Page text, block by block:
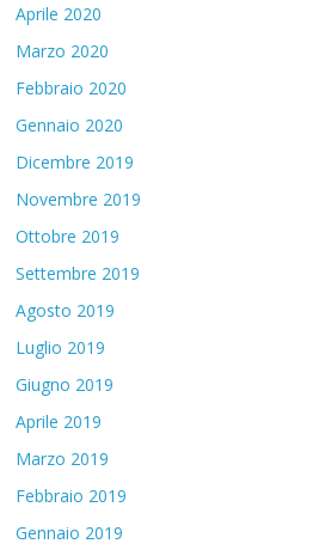
Aprile 2020
Marzo 2020
Febbraio 2020
Gennaio 2020
Dicembre 2019
Novembre 2019
Ottobre 2019
Settembre 2019
Agosto 2019
Luglio 2019
Giugno 2019
Aprile 2019
Marzo 2019
Febbraio 2019
Gennaio 2019